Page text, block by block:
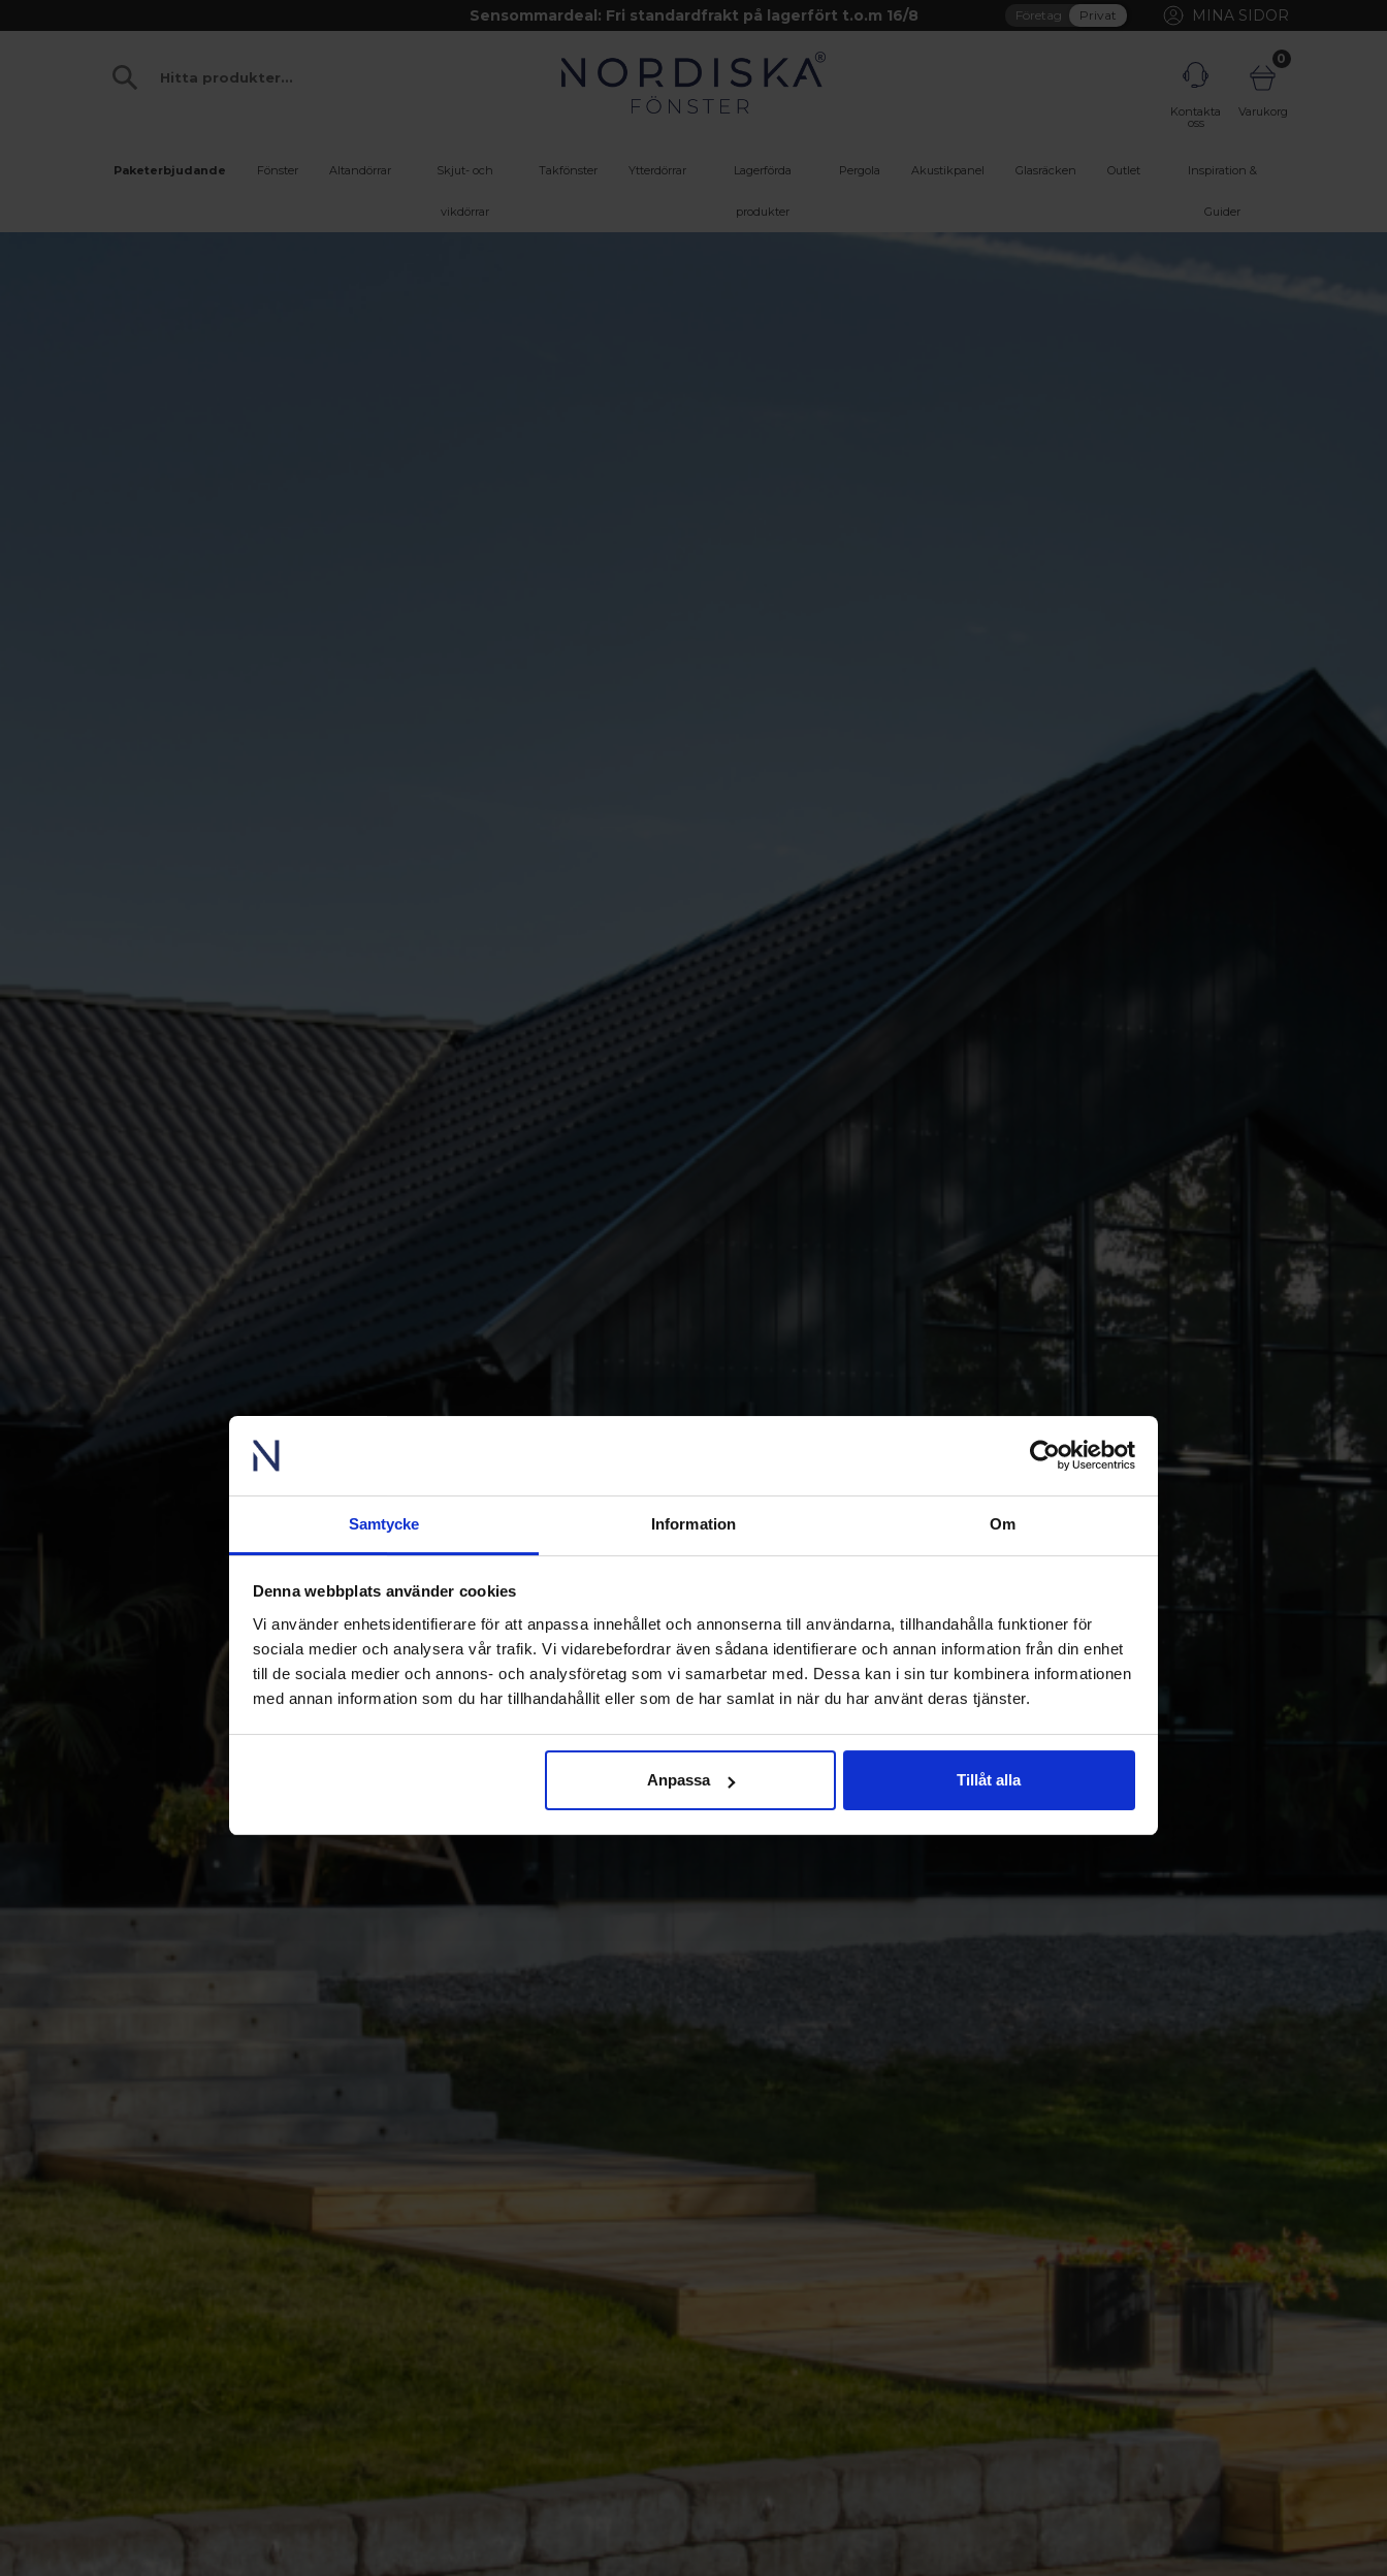
Samtycke Information Om
Denna webbplats använder cookies
Vi använder enhetsidentifierare för att anpassa innehållet och annonserna till användarna, tillhandahålla funktioner för
sociala medier och analysera vår trafik. Vi vidarebefordrar även sådana identifierare och annan information från din enhet
till de sociala medier och annons- och analysföretag som vi samarbetar med. Dessa kan i sin tur kombinera informationen
med annan information som du har tillhandahållit eller som de har samlat in när du har använt deras tjänster.
Anpassa Tillåt alla
Sensommardeal: Fri standardfrakt på lagerfört t.o.m 16/8 Företag Privat MINA SIDOR
Kontakta
oss
0
Varukorg
Paketerbjudande Fönster Altandörrar Skjut- och
vikdörrar
Takfönster Ytterdörrar Lagerförda
produkter
Pergola Akustikpanel Glasräcken Outlet Inspiration &
Guider